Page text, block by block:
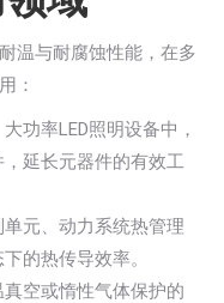
温与耐腐蚀性能，在多
：
功率LED照明设备中，
延长元器件的有效工
元、动力系统热管理
的热传导效率。
真空或惰性气体保护的